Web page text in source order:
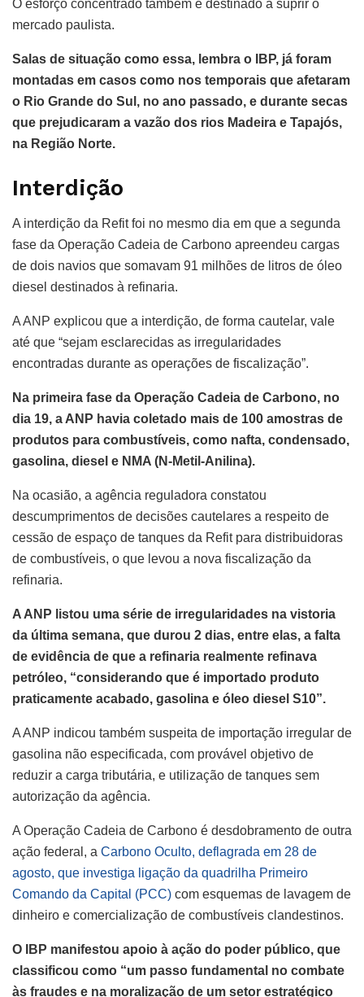
O esforço concentrado também é destinado a suprir o
mercado paulista.
Salas de situação como essa, lembra o IBP, já foram
montadas em casos como nos temporais que afetaram
o Rio Grande do Sul, no ano passado, e durante secas
que prejudicaram a vazão dos rios Madeira e Tapajós,
na Região Norte.
Interdição
A interdição da Refit foi no mesmo dia em que a segunda
fase da Operação Cadeia de Carbono apreendeu cargas
de dois navios que somavam 91 milhões de litros de óleo
diesel destinados à refinaria.
A ANP explicou que a interdição, de forma cautelar, vale
até que “sejam esclarecidas as irregularidades
encontradas durante as operações de fiscalização”.
Na primeira fase da Operação Cadeia de Carbono, no
dia 19, a ANP havia coletado mais de 100 amostras de
produtos para combustíveis, como nafta, condensado,
gasolina, diesel e NMA (N-Metil-Anilina).
Na ocasião, a agência reguladora constatou
descumprimentos de decisões cautelares a respeito de
cessão de espaço de tanques da Refit para distribuidoras
de combustíveis, o que levou a nova fiscalização da
refinaria.
A ANP listou uma série de irregularidades na vistoria
da última semana, que durou 2 dias, entre elas, a falta
de evidência de que a refinaria realmente refinava
petróleo, “considerando que é importado produto
praticamente acabado, gasolina e óleo diesel S10”.
A ANP indicou também suspeita de importação irregular de
gasolina não especificada, com provável objetivo de
reduzir a carga tributária, e utilização de tanques sem
autorização da agência.
A Operação Cadeia de Carbono é desdobramento de outra
ação federal, a Carbono Oculto, deflagrada em 28 de
agosto, que investiga ligação da quadrilha Primeiro
Comando da Capital (PCC) com esquemas de lavagem de
dinheiro e comercialização de combustíveis clandestinos.
O IBP manifestou apoio à ação do poder público, que
classificou como “um passo fundamental no combate
às fraudes e na moralização de um setor estratégico